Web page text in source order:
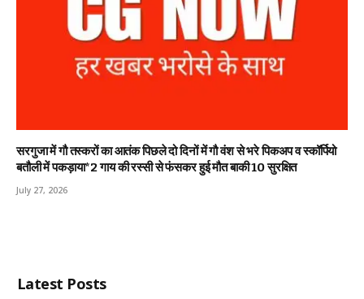
सरगुजा में गौ तस्करों का आतंक पिछले दो दिनों में गौ वंश से भरे पिकअप व स्कॉर्पियो
बतौली में पकड़ाया*2 गाय की रस्सी से फंसकर हुई मौत बाकी 10 सुरक्षित
July 27, 2026
Latest Posts